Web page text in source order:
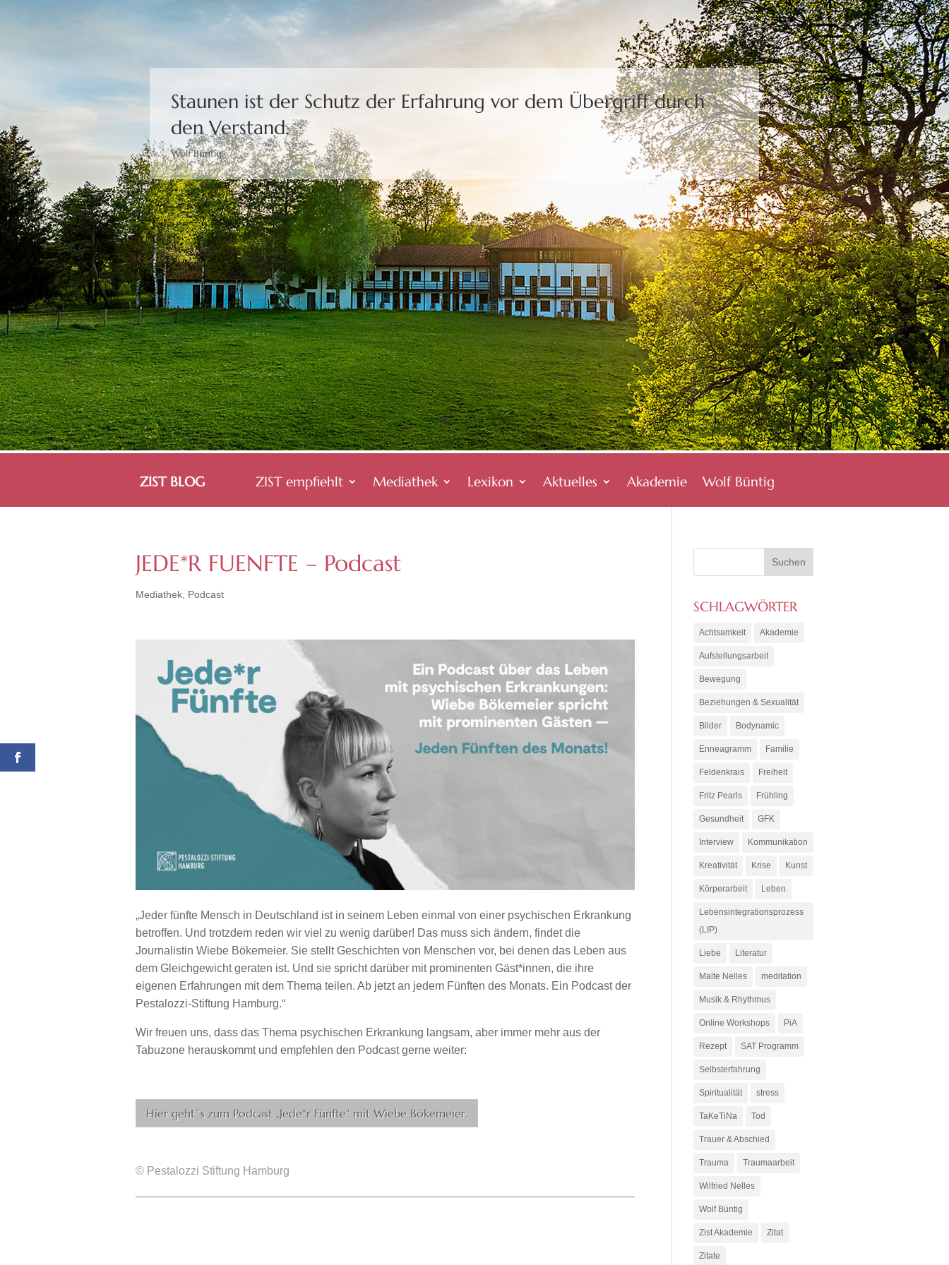
Staunen ist der Schutz der Erfahrung vor dem Übergriff durch
den Verstand.
Wolf Büntig
Bewusstheit gibt uns die Freiheit,eine Wahl zu treffen.
Moshé Feldenkrais
ZIST BLOG ZIST empfiehlt Mediathek Lexikon Aktuelles Akademie Wolf Büntig
JEDE*R FUENFTE – Podcast
Mediathek Podcast
„Jeder fünfte Mensch in Deutschland ist in seinem Leben einmal von einer psychischen Erkrankung
betroffen. Und trotzdem reden wir viel zu wenig darüber! Das muss sich ändern, findet die
Journalistin Wiebe Bökemeier. Sie stellt Geschichten von Menschen vor, bei denen das Leben aus
dem Gleichgewicht geraten ist. Und sie spricht darüber mit prominenten Gäst*innen, die ihre
eigenen Erfahrungen mit dem Thema teilen. Ab jetzt an jedem Fünften des Monats. Ein Podcast der
Pestalozzi-Stiftung Hamburg.“
Wir freuen uns, dass das Thema psychischen Erkrankung langsam, aber immer mehr aus der
Tabuzone herauskommt und empfehlen den Podcast gerne weiter:
Hier geht`s zum Podcast „Jede*r Fünfte“ mit Wiebe Bökemeier.
© Pestalozzi Stiftung Hamburg
SCHLAGWÖRTER
Achtsamkeit Akademie
Aufstellungsarbeit
Bewegung
Beziehungen & Sexualität
Bilder Bodynamic
Enneagramm Familie
Feldenkrais Freiheit
Fritz Pearls Frühling
Gesundheit GFK
Interview Kommunikation
Kreativität Krise Kunst
Körperarbeit Leben
Lebensintegrationsprozess
(LIP)
Liebe Literatur
Malte Nelles meditation
Musik & Rhythmus
Online Workshops PiA
Rezept SAT Programm
Selbsterfahrung
Spiritualität stress
TaKeTiNa Tod
Trauer & Abschied
Trauma Traumaarbeit
Wilfried Nelles
Wolf Büntig
Zist Akademie Zitat
Zitate